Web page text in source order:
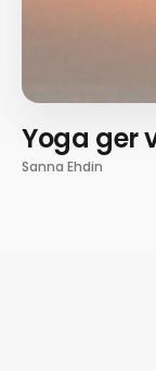
Yoga ger
Sanna Ehdin